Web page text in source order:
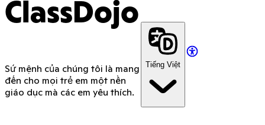
ClassDojo
Sứ mệnh của chúng tôi là mang
đến cho mọi trẻ em một nền
giáo dục mà các em yêu thích.
Tiếng Việt